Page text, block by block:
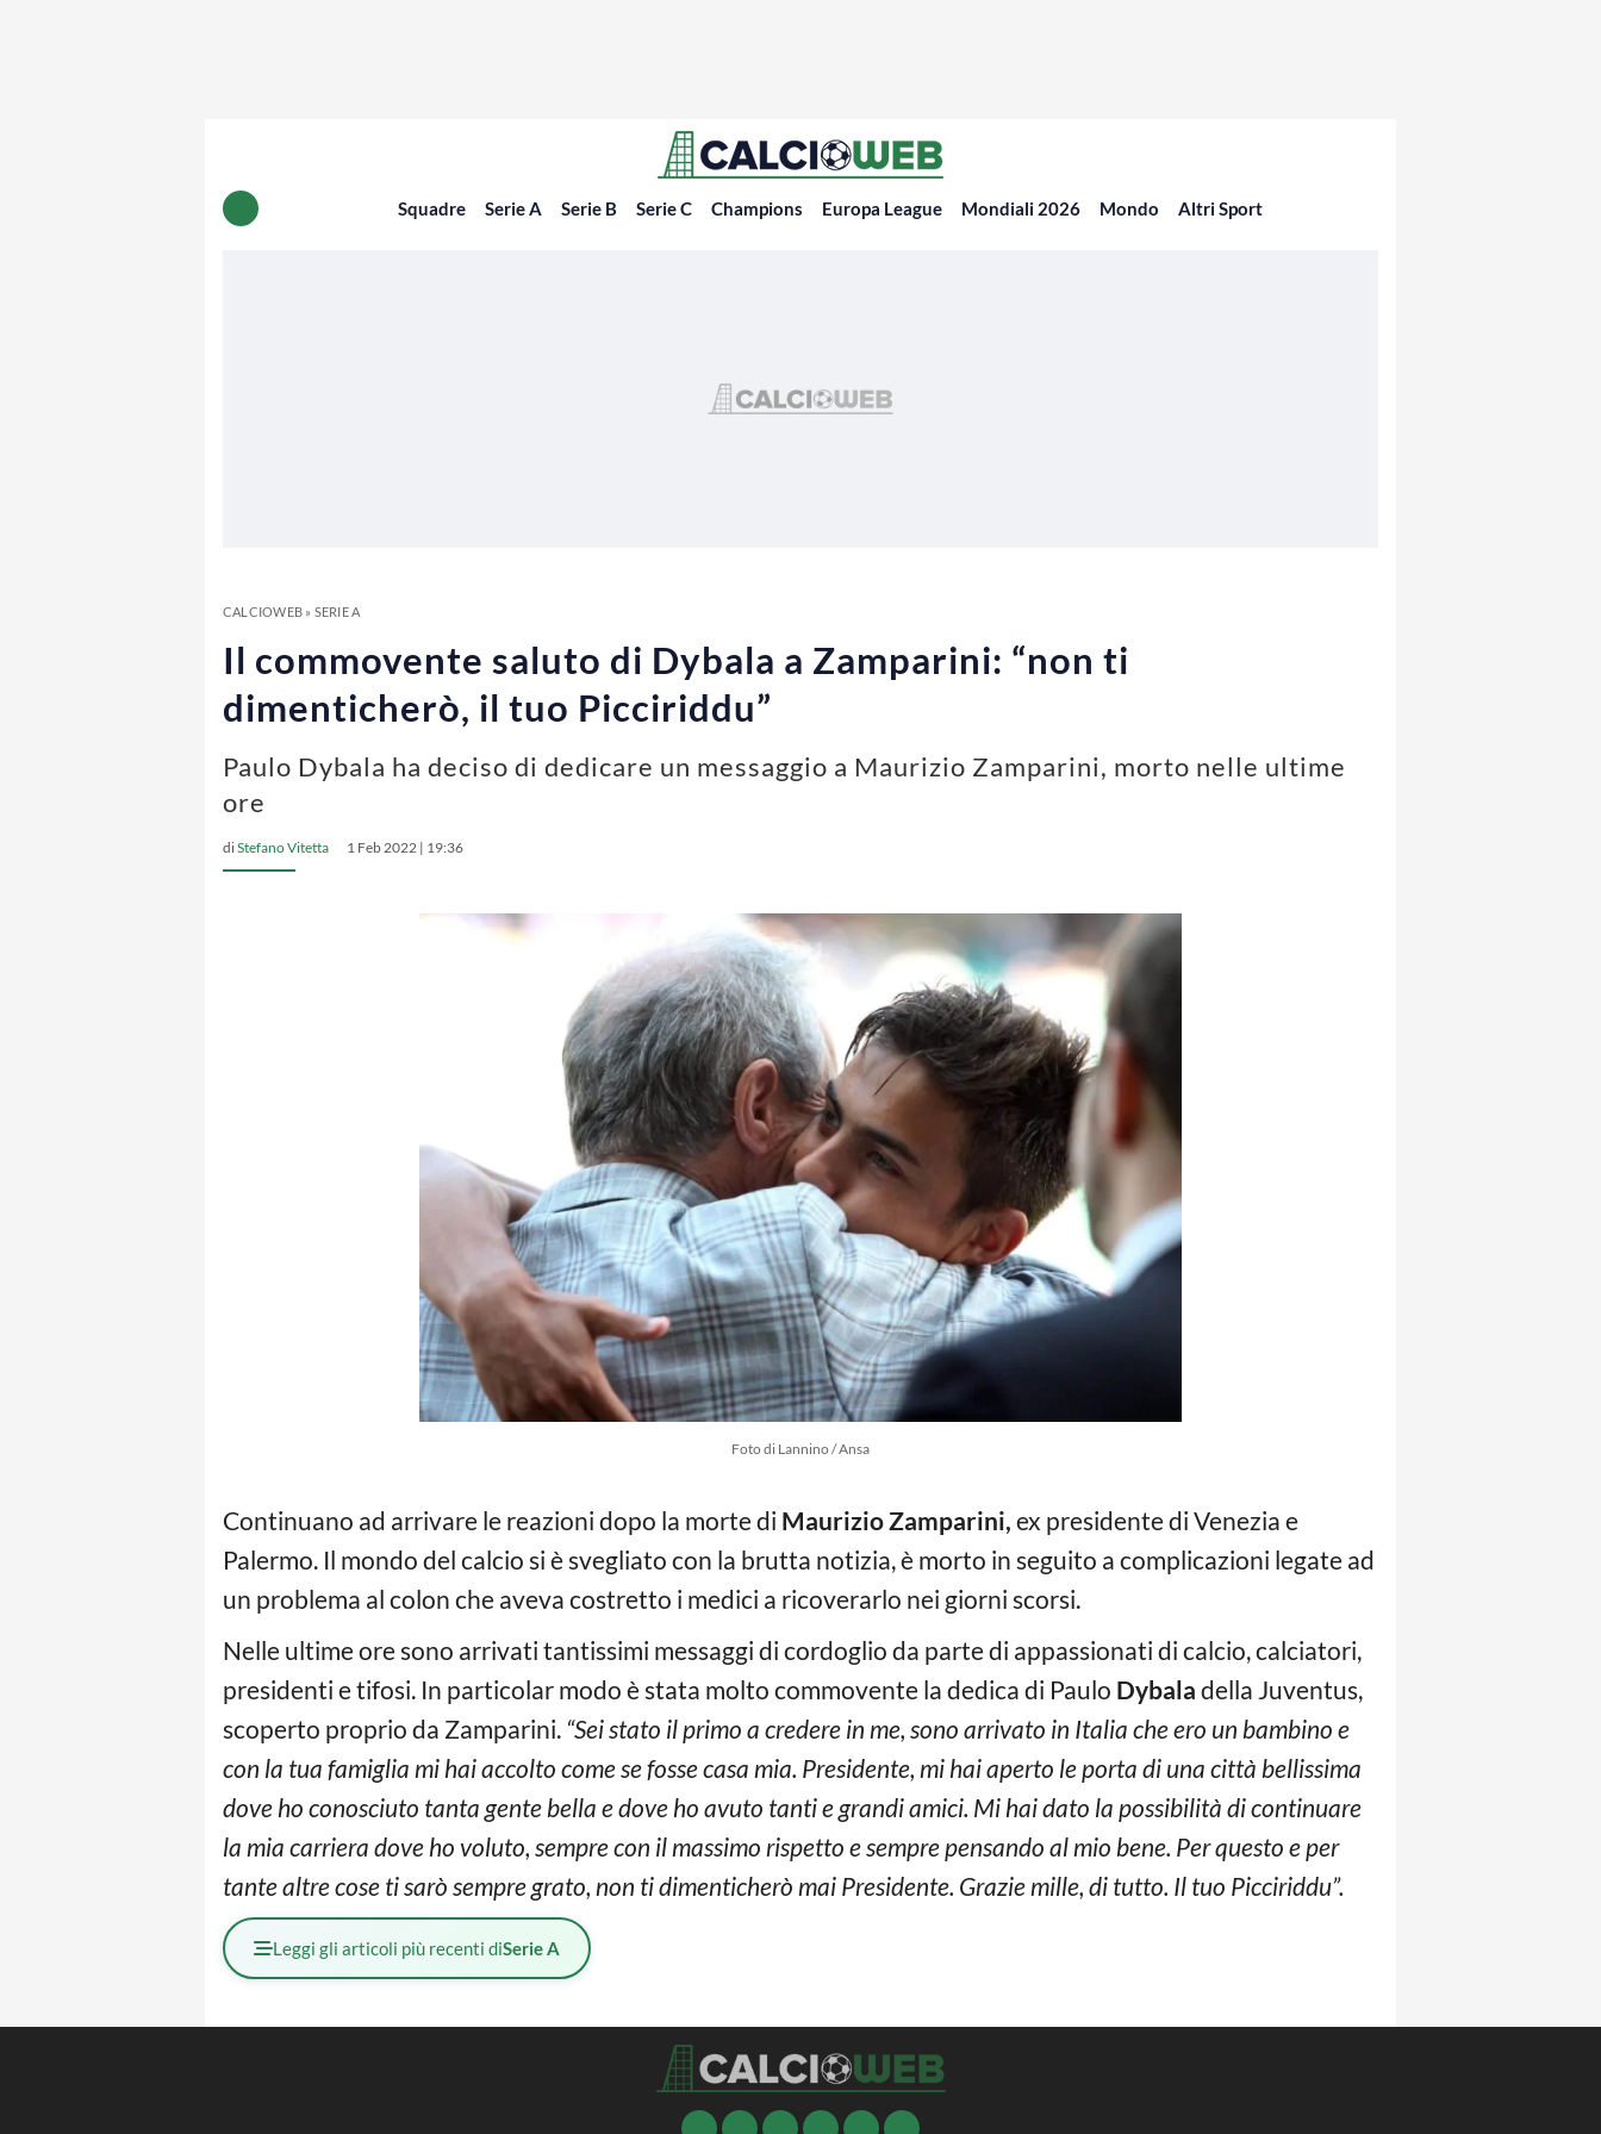
Squadre Serie A Serie B Serie C Champions Europa League Mondiali 2026 Mondo Altri Sport
CALCIOWEB» SERIE A
Il commovente saluto di Dybala a Zamparini: “non ti
dimenticherò, il tuo Picciriddu”
Paulo Dybala ha deciso di dedicare un messaggio a Maurizio Zamparini, morto nelle ultime
ore
diStefano Vitetta 1 Feb 2022 | 19:36
Foto di Lannino / Ansa
Continuano ad arrivare le reazioni dopo la morte di Maurizio Zamparini, ex presidente di Venezia e
Palermo. Il mondo del calcio si è svegliato con la brutta notizia, è morto in seguito a complicazioni legate ad
un problema al colon che aveva costretto i medici a ricoverarlo nei giorni scorsi.
Nelle ultime ore sono arrivati tantissimi messaggi di cordoglio da parte di appassionati di calcio, calciatori,
presidenti e tifosi. In particolar modo è stata molto commovente la dedica di Paulo Dybala della Juventus,
scoperto proprio da Zamparini. “Sei stato il primo a credere in me, sono arrivato in Italia che ero un bambino e
con la tua famiglia mi hai accolto come se fosse casa mia. Presidente, mi hai aperto le porta di una città bellissima
dove ho conosciuto tanta gente bella e dove ho avuto tanti e grandi amici. Mi hai dato la possibilità di continuare
la mia carriera dove ho voluto, sempre con il massimo rispetto e sempre pensando al mio bene. Per questo e per
tante altre cose ti sarò sempre grato, non ti dimenticherò mai Presidente. Grazie mille, di tutto. Il tuo Picciriddu”.
Leggi gli articoli più recenti diSerie A